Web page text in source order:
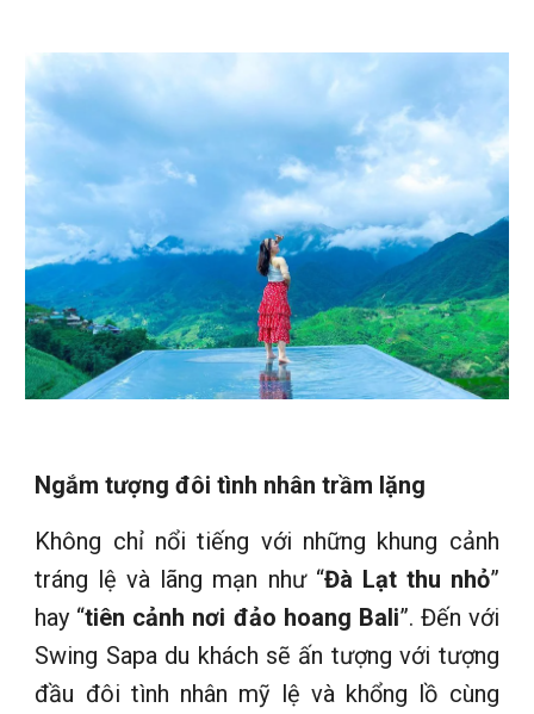
Ngắm tượng đôi tình nhân trầm lặng
Không chỉ nổi tiếng với những khung cảnh
tráng lệ và lãng mạn như “Đà Lạt thu nhỏ”
hay “tiên cảnh nơi đảo hoang Bali”. Đến với
Swing Sapa du khách sẽ ấn tượng với tượng
đầu đôi tình nhân mỹ lệ và khổng lồ cùng